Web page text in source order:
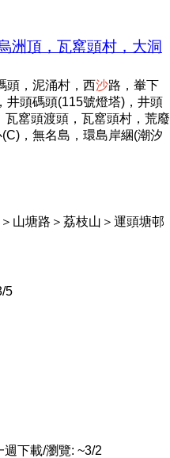
洲頂，瓦窰頭村，大洞
頭，泥涌村，西沙路，輋下
井頭碼頭(115號燈塔)，井頭
窰頭渡頭，瓦窰頭村，荒廢
，無名島，環島岸綑(潮汐
山塘路＞荔枝山＞運頭塘邨
5
週下載/瀏覽: ~3/2